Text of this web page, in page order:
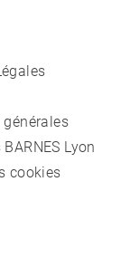
Lyon
cookies